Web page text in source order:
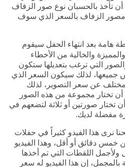
تأخذ بالحسبان نوع صور الزفاف
مصور الزفاف بالسعر الذي سوف
هامة بعد انتهاء الحفل سيقوم
والخالية من الأخطاء
التي ترغب بتعديلها ستكون
لذلك سيكون السعر الذي
عن سعر التصوير، لذلك
تختار مجموعة من هذه الصور
تختار صورتين أو ثلاثة لتضعهم في
مفضلة لديك.
نرى هذا الفيدو كثيراً في حفلات
خمس دقائق أو أقل، وهذا الفيديو
اللقطات التي تم أخذها
إن هذا الفيديو له سعر